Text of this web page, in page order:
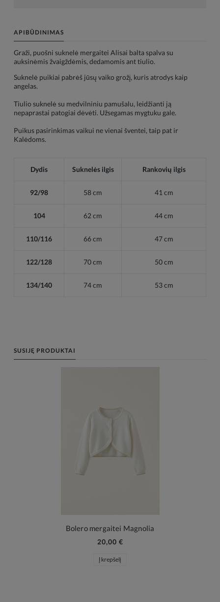
APIBŪDINIMAS
Graži, puošni suknelė mergaitei Alisai balta spalva su
auksinėmis žvaigždėmis, dedamomis ant tiulio.
Suknelė puikiai pabrėš jūsų vaiko grožį, kuris atrodys kaip
angelas.
Tiulio suknelė su medvilniniu pamušalu, leidžianti ją
nepaprastai patogiai dėvėti. Užsegamas mygtuku gale.
Puikus pasirinkimas vaikui ne vienai šventei, taip pat ir
Kalėdoms.
Dydis Suknelės ilgis Rankovių ilgis
92/98 58 cm 41 cm
104 62 cm 44 cm
110/116 66 cm 47 cm
122/128 70 cm 50 cm
134/140 74 cm 53 cm
SUSIJĘ PRODUKTAI
Bolero mergaitei Magnolia
20,00 €
Į krepšelį